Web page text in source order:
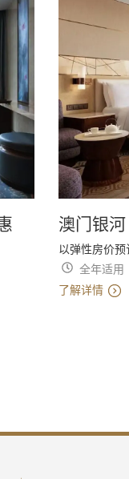
澳门银
以弹性房价预
全年适用
了解详情